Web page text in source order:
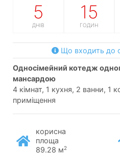
5
ДНІВ
15
ГОДИН
Що входить до
односімейний котедж одноповерховий з житловою
мансардою
4 кімнат, 1 кухня, 2 ванни, 1
приміщення
корисна
площа
89.28 м2